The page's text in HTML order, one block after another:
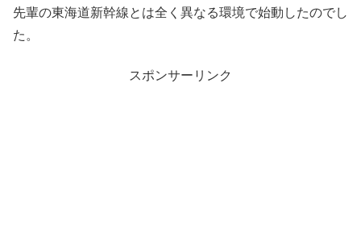
先輩の東海道新幹線とは全く異なる環境で始動したのでし
た。
スポンサーリンク